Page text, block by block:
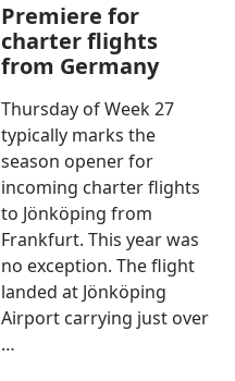
Premiere for
charter flights
from Germany
Thursday of Week 27
typically marks the
season opener for
incoming charter flights
to Jönköping from
Frankfurt. This year was
no exception. The flight
landed at Jönköping
Airport carrying just over
…